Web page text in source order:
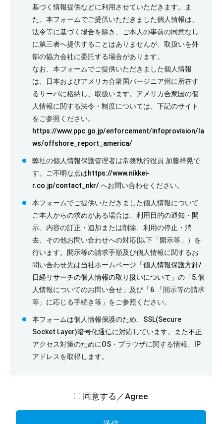
基づく情報提供などに利用させていただきます。ま
た、本フォームでご提供いただきました個人情報は、
法令等に基づく場合を除き、ご本人の事前の同意なし
に第三者へ提供することはありませんが、取扱いを外
部の協力会社に委託する場合があります。
なお、本フォームでご提供いただきました個人情報
は、日本およびアメリカ合衆国バージニア州に所在す
るサーバに格納し、取扱います。アメリカ合衆国の個
人情報に関する法令・制度については、下記のサイト
をご参照ください。
https://www.ppc.go.jp/enforcement/infoprovision/la
ws/offshore_report_america/
弊社の個人情報保護管理者は常務執行役員 加藤祥晃で
す。ご不明な点はhttps://www.nikkei-
r.co.jp/contact_nkr/ へお問い合わせください。
本フォームでご提供いただきました個人情報について
ご本人からの求めがある場合は、利用目的の通知・開
示、内容の訂正・追加または削除、利用の停止・消
去、その他お問い合わせへの対応(以下「開示等」）を
行います。開示等の請求手順及び個人情報に関するお
問い合わせ先は当社ホームページ「個人情報保護方針/
日経リサーチの個人情報の取り扱いについて 」の「5.個
人情報についてのお問い合せ」及び「6.「開示等の請求
等」に応じる手続き等」をご参照ください。
本フォームは個人情報保護のため、SSL(Secure
Socket Layer)暗号化通信に対応しています。また不正
アクセス対策のためにOS・ブラウザに関する情報、IP
アドレスを取得します。
同意する／Agree